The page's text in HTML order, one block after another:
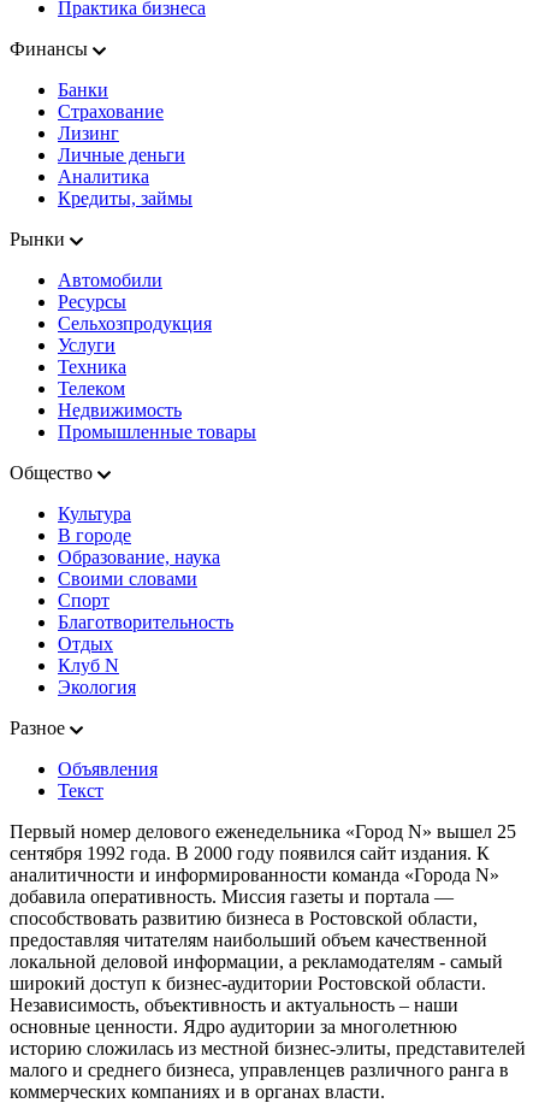
Практика бизнеса
Финансы
Банки
Страхование
Лизинг
Личные деньги
Аналитика
Кредиты, займы
Рынки
Автомобили
Ресурсы
Сельхозпродукция
Услуги
Техника
Телеком
Недвижимость
Промышленные товары
Общество
Культура
В городе
Образование, наука
Своими словами
Спорт
Благотворительность
Отдых
Клуб N
Экология
Разное
Объявления
Текст
Первый номер делового еженедельника «Город N» вышел 25
сентября 1992 года. В 2000 году появился сайт издания. К
аналитичности и информированности команда «Города N»
добавила оперативность. Миссия газеты и портала —
способствовать развитию бизнеса в Ростовской области,
предоставляя читателям наибольший объем качественной
локальной деловой информации, а рекламодателям - самый
широкий доступ к бизнес-аудитории Ростовской области.
Независимость, объективность и актуальность – наши
основные ценности. Ядро аудитории за многолетнюю
историю сложилась из местной бизнес-элиты, представителей
малого и среднего бизнеса, управленцев различного ранга в
коммерческих компаниях и в органах власти.